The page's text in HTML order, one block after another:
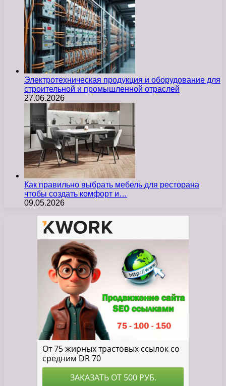
Электротехническая продукция и оборудование для
строительной и промышленной отраслей
27.06.2026
Как правильно выбрать мебель для ресторана
чтобы создать комфорт и…
09.05.2026